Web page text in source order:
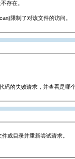
存在。
限制了对该文件的访问。
码的失败请求，并查看是哪
或目录并重新尝试请求。